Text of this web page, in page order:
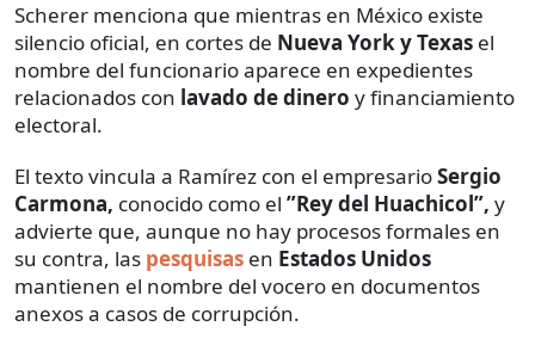
Scherer menciona que mientras en México existe
silencio oficial, en cortes de Nueva York y Texas el
nombre del funcionario aparece en expedientes
relacionados con lavado de dinero y financiamiento
electoral.
El texto vincula a Ramírez con el empresarioSergio
Carmona, conocido como el ”Rey del Huachicol”, y
advierte que, aunque no hay procesos formales en
su contra, las pesquisas en Estados Unidos
mantienen el nombre del vocero en documentos
anexos a casos de corrupción.